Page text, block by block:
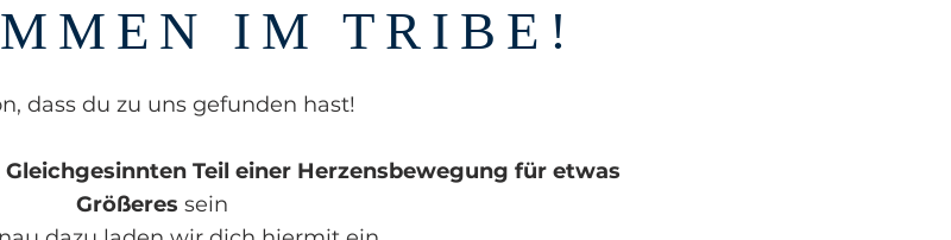
IM TRIBE!
dass du zu uns gefunden hast!
Teil einer Herzensbewegung für etwas
Größeres sein